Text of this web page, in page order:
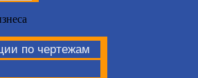
по чертежам